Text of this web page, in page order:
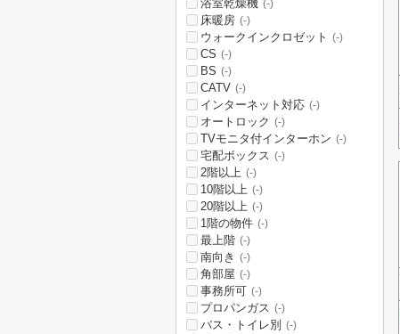
浴室乾燥機 (-)
床暖房 (-)
ウォークインクロゼット (-)
CS (-)
BS (-)
CATV (-)
インターネット対応 (-)
オートロック (-)
TVモニタ付インターホン (-)
宅配ボックス (-)
2階以上 (-)
10階以上 (-)
20階以上 (-)
1階の物件 (-)
最上階 (-)
南向き (-)
角部屋 (-)
事務所可 (-)
プロパンガス (-)
バス・トイレ別 (-)